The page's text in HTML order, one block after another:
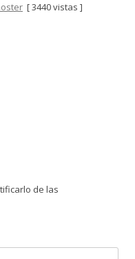
[ 3440 vistas ]
de las